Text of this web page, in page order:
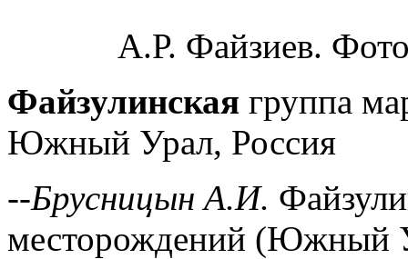
А.Р. Файзиев.
Файзулинская группа
Южный Урал, Россия
--Брусницын А.И.
месторождений (Южный